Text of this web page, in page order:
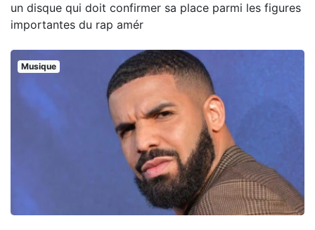
un disque qui doit confirmer sa place parmi les figures
importantes du rap amér
Musique